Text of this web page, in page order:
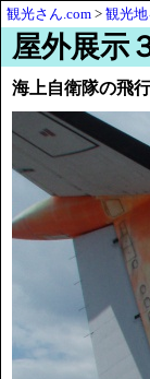
観光さん.com > 観光
屋外展示
海上自衛隊の飛